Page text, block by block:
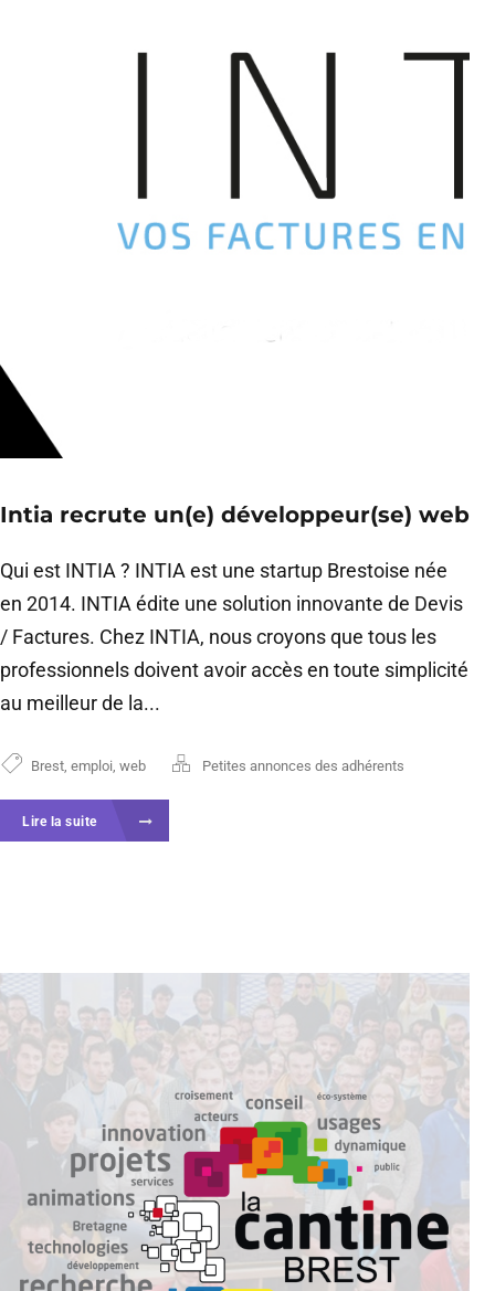
Intia recrute un(e) développeur(se) web
Qui est INTIA ? INTIA est une startup Brestoise née
en 2014. INTIA édite une solution innovante de Devis
/ Factures. Chez INTIA, nous croyons que tous les
professionnels doivent avoir accès en toute simplicité
au meilleur de la...
Brest emploi web Petites annonces des adhérents
Lire la suite